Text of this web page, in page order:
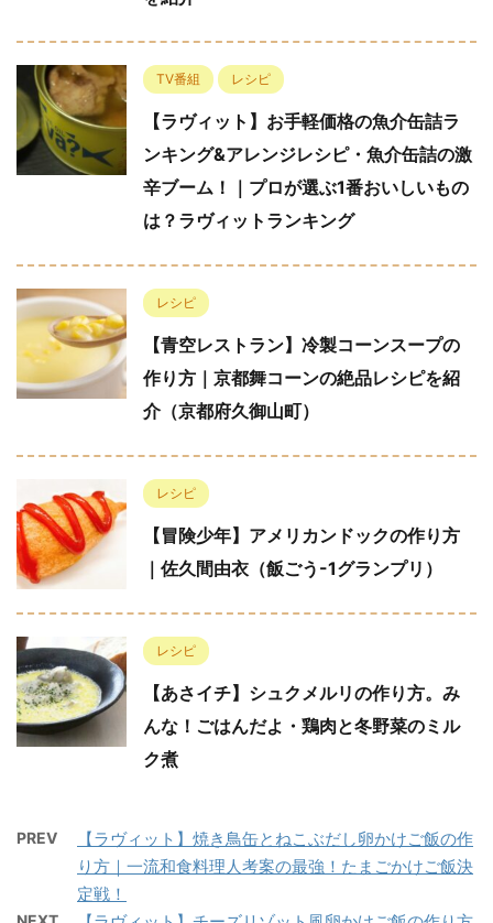
TV番組 レシピ
【ラヴィット】お手軽価格の魚介缶詰ラ
ンキング&アレンジレシピ・魚介缶詰の激
辛ブーム！｜プロが選ぶ1番おいしいもの
は？ラヴィットランキング
レシピ
【青空レストラン】冷製コーンスープの
作り方｜京都舞コーンの絶品レシピを紹
介（京都府久御山町）
レシピ
【冒険少年】アメリカンドックの作り方
｜佐久間由衣（飯ごう-1グランプリ）
レシピ
【あさイチ】シュクメルリの作り方。み
んな！ごはんだよ・鶏肉と冬野菜のミル
ク煮
PREV
【ラヴィット】焼き鳥缶とねこぶだし卵かけご飯の作
り方｜一流和食料理人考案の最強！たまごかけご飯決
定戦！